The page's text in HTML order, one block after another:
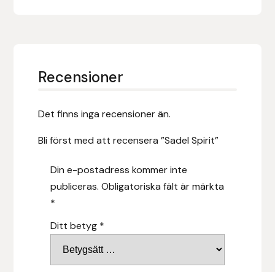
Recensioner
Det finns inga recensioner än.
Bli först med att recensera ”Sadel Spirit”
Din e-postadress kommer inte
publiceras. Obligatoriska fält är märkta
*
Ditt betyg *
Horse Guard